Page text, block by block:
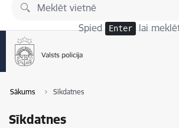
Pāriet uz lapas saturu
Spied Enter lai
Sākums Sīkdatnes
Sīkdatnes